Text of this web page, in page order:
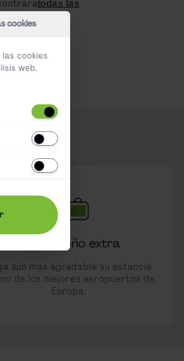
cookies
cookies
web.
todas las
Un pequeño extra
aún más agradable su estancia
de los mejores aeropuertos de
Europa.